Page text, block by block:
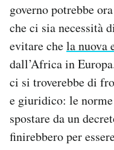
governo potrebbe
che ci sia necessità
evitare chela nuova
dall’Africa in
ci si troverebbe di
e giuridico: le norme
spostare da un
finirebbero per